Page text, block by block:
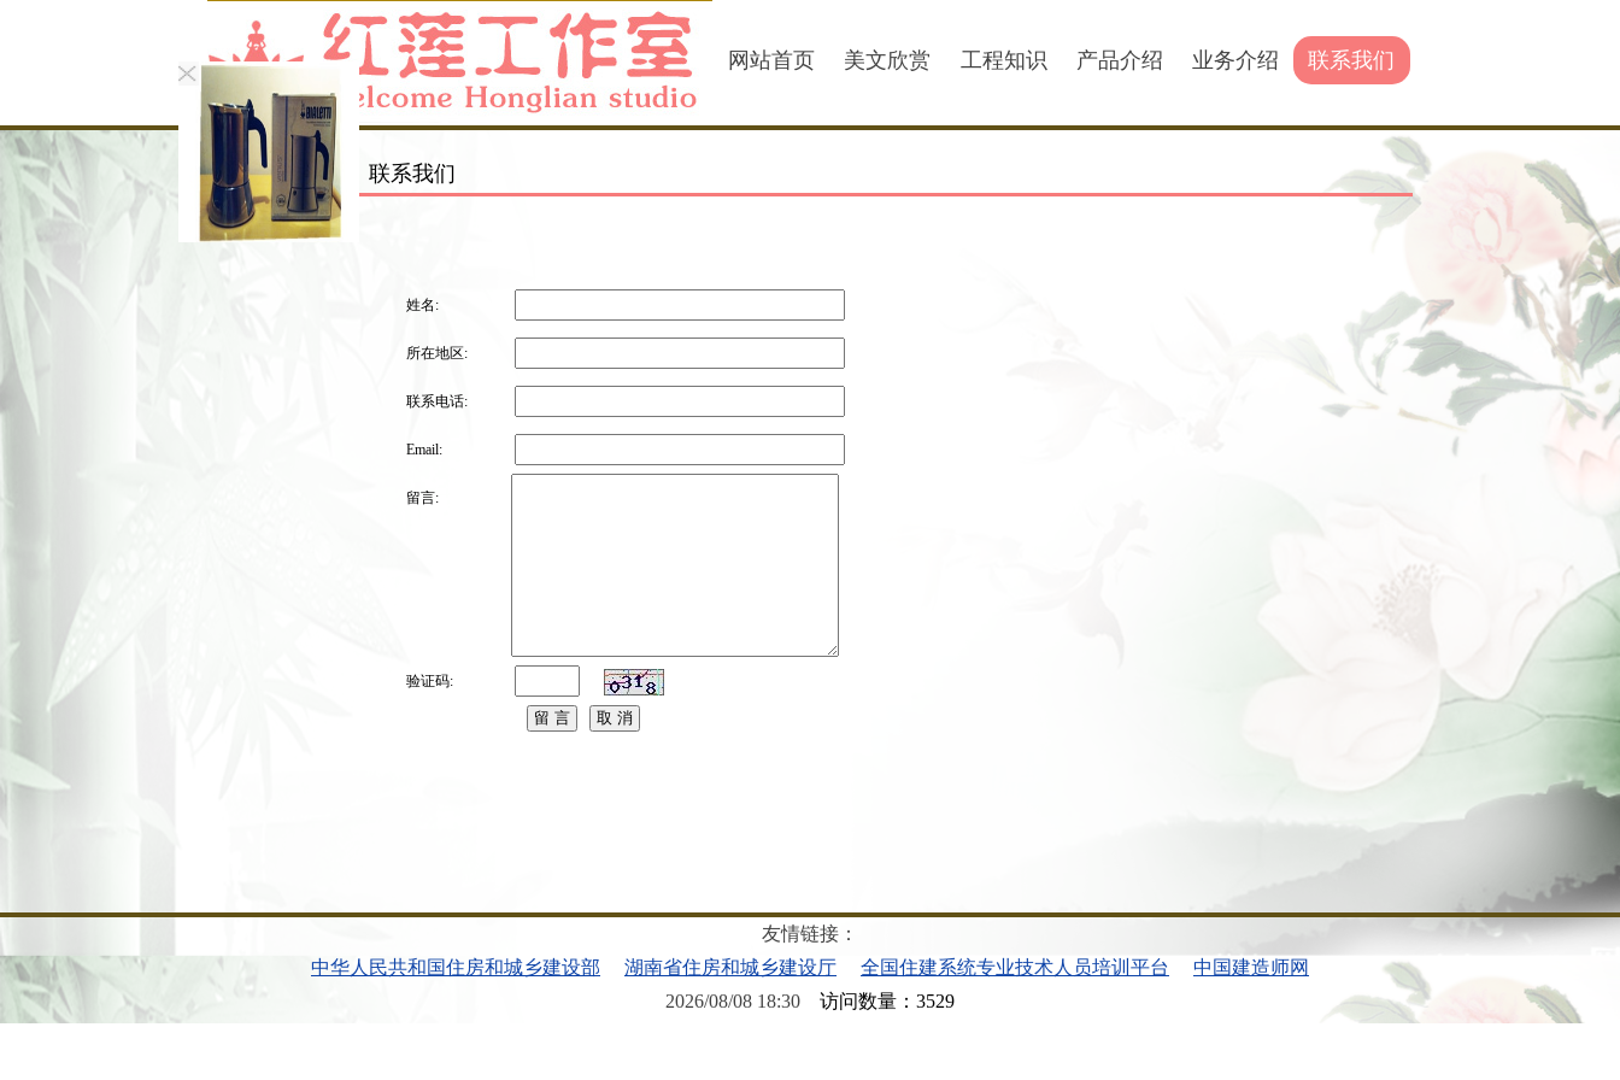
网站首页 美文欣赏 工程知识 产品介绍 业务介绍 联系我们
在线留言 联系我们
姓名:
所在地区:
联系电话:
Email:
留言:
验证码:
友情链接：
中华人民共和国住房和城乡建设部
湖南省住房和城乡建设厅 全国住建系统专业技术人员培训平台
中国建造师网
2026/08/08 18:30 访问数量：3529